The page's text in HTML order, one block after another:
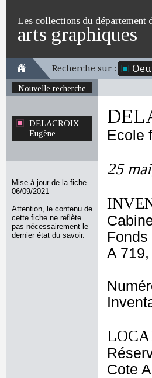
Les collections du département
arts graphiques
Recherche sur :
Nouvelle recherche
DELACROIX
Eugène
Mise à jour de la fiche
06/09/2021
Attention, le contenu de
cette fiche ne reflète
pas nécessairement le
dernier état du savoir.
Ecole
25
A
Cote